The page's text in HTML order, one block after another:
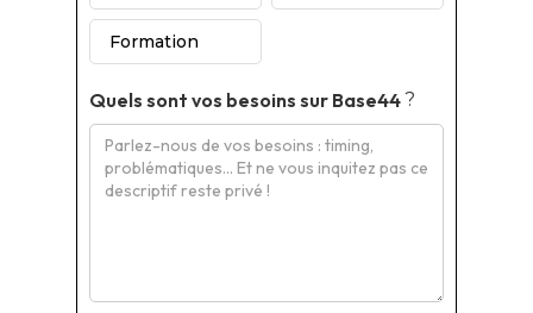
Formation
Quels sont vos besoins sur Base44?